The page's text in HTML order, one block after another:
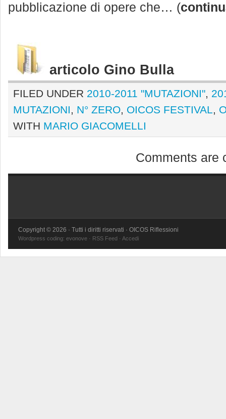
pubblicazione di opere che… (
articolo Gino Bulla
FILED UNDER 2010-2011 "MUTAZIONI",
MUTAZIONI, N° ZERO, OICOS FESTIVAL,
WITH MARIO GIACOMELLI
Comments are
Copyright © 2026 · Tutti i diritti riservati · OICOS Riflessioni
Wordpress coding: evonove · RSS Feed · Accedi